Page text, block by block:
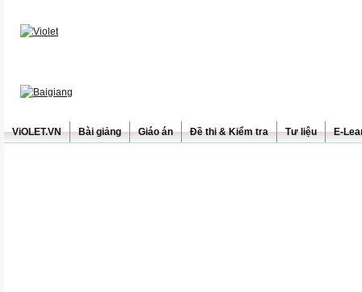
ViOLET.VN Bài giảng Giáo án Đề thi & Kiểm tra Tư liệu E-